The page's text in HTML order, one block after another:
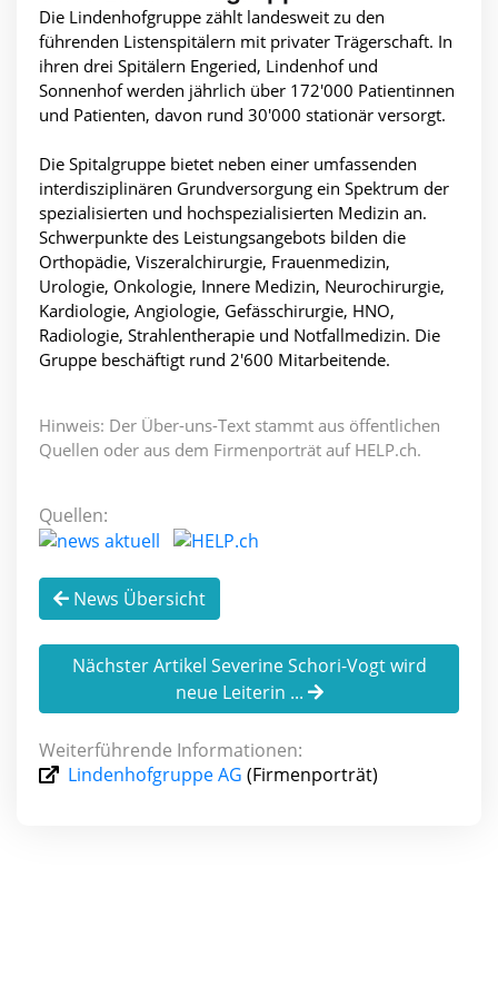
Die Lindenhofgruppe zählt landesweit zu den
führenden Listenspitälern mit privater Trägerschaft. In
ihren drei Spitälern Engeried, Lindenhof und
Sonnenhof werden jährlich über 172'000 Patientinnen
und Patienten, davon rund 30'000 stationär versorgt.
Die Spitalgruppe bietet neben einer umfassenden
interdisziplinären Grundversorgung ein Spektrum der
spezialisierten und hochspezialisierten Medizin an.
Schwerpunkte des Leistungsangebots bilden die
Orthopädie, Viszeralchirurgie, Frauenmedizin,
Urologie, Onkologie, Innere Medizin, Neurochirurgie,
Kardiologie, Angiologie, Gefässchirurgie, HNO,
Radiologie, Strahlentherapie und Notfallmedizin. Die
Gruppe beschäftigt rund 2'600 Mitarbeitende.
Hinweis: Der Über-uns-Text stammt aus öffentlichen
Quellen oder aus dem Firmenporträt auf HELP.ch.
Quellen:
News Übersicht
Nächster Artikel Severine Schori-Vogt wird
neue Leiterin ...
Weiterführende Informationen:
Lindenhofgruppe AG (Firmenporträt)